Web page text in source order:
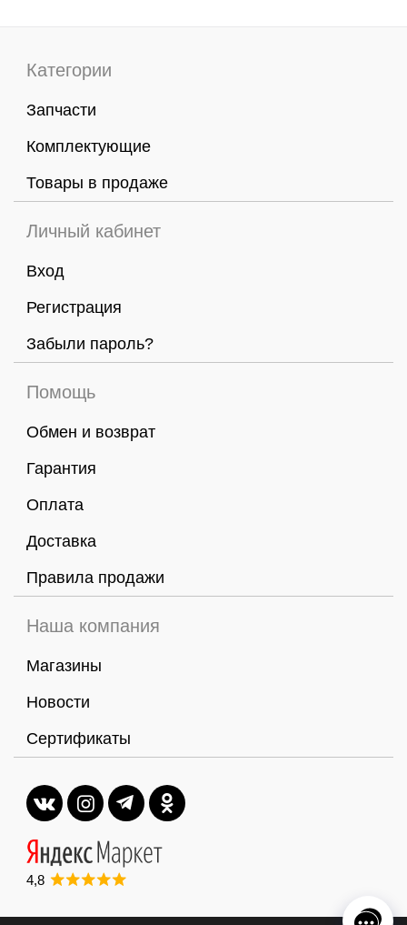
Категории
Запчасти
Комплектующие
Товары в продаже
Личный кабинет
Вход
Регистрация
Забыли пароль?
Помощь
Обмен и возврат
Гарантия
Оплата
Доставка
Правила продажи
Наша компания
Магазины
Новости
Сертификаты
4,8